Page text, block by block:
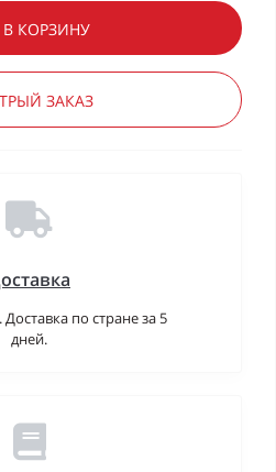
В КОРЗИНУ
ЗАКАЗ
по стране за 5
дней.